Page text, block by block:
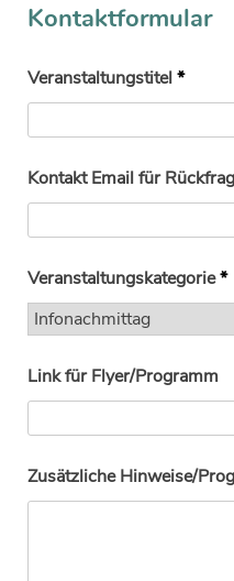
Kontaktformular
Veranstaltungstitel*
Kontakt Email für
Veranstaltungskategorie*
Link für Flyer/Programm
Zusätzliche Hinweise/